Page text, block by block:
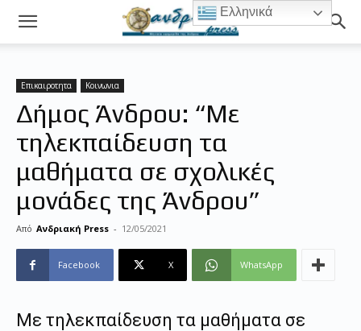
Επικαιροτητα Κοινωνια
Δήμος Άνδρου: “Με
τηλεκπαίδευση τα
μαθήματα σε σχολικές
μονάδες της Άνδρου”
Από Ανδριακή Press - 12/05/2021
Facebook X WhatsApp
Με τηλεκπαίδευση τα μαθήματα σε
Ελληνικά